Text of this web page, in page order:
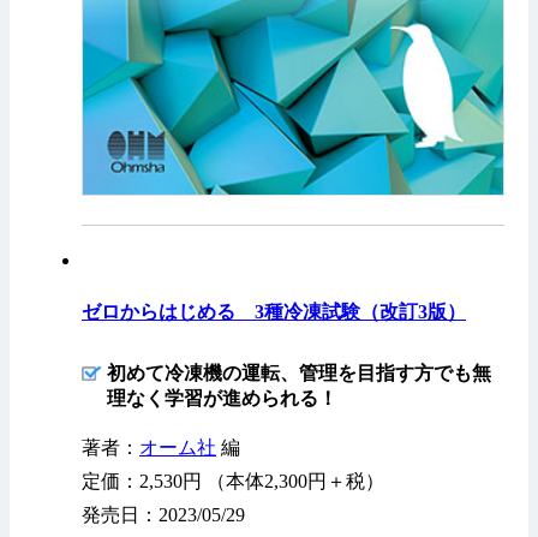
ゼロからはじめる 3種冷凍試験（改訂3版）
初めて冷凍機の運転、管理を目指す方でも無
理なく学習が進められる！
著者： オーム社 編
定価：2,530円 （本体2,300円＋税）
発売日：2023/05/29